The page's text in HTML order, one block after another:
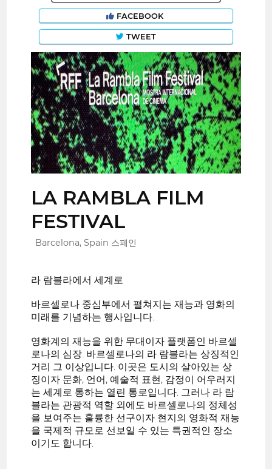
FACEBOOK
TWEET
LA RAMBLA FILM
FESTIVAL
Barcelona, Spain 스페인
라 람블라에서 세계로
바르셀로나 중심부에서 펼쳐지는 재능과 영화의
미래를 기념하는 행사입니다.
영화계의 재능을 위한 무대이자 플랫폼인 바르셀
로나의 심장. 바르셀로나의 라 람블라는 상징적인
거리 그 이상입니다. 이곳은 도시의 살아있는 상
징이자 문화, 언어, 예술적 표현, 감정이 어우러지
는 세계로 통하는 열린 통로입니다. 그러나 라 람
블라는 관광적 역할 외에도 바르셀로나의 정체성
을 보여주는 훌륭한 선구이자 현지의 영화적 재능
을 국제적 규모로 선보일 수 있는 특권적인 장소
이기도 합니다.